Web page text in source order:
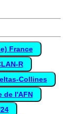
France
R
Collines
de l'AFN